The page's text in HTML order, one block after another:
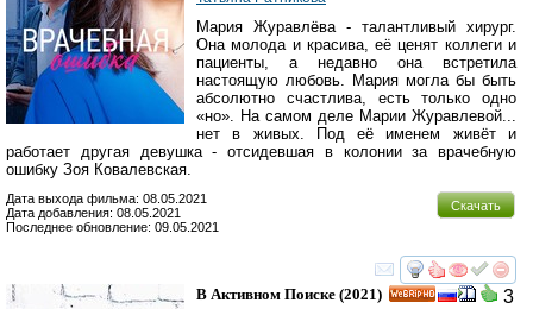
Мария Журавлёва - талантливый хирург.
Она молода и красива, её ценят коллеги и
пациенты, а недавно она встретила
настоящую любовь. Мария могла бы быть
абсолютно счастлива, есть только одно
«но». На самом деле Марии Журавлевой...
нет в живых. Под её именем живёт и
работает другая девушка - отсидевшая в колонии за врачебную
ошибку Зоя Ковалевская.
Скачать
Дата выхода фильма: 08.05.2021
Дата добавления: 08.05.2021
Последнее обновление: 09.05.2021
смотреть
3
В Активном Поиске (2021)